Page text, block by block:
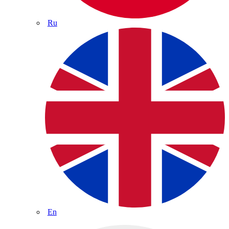
Ru
En